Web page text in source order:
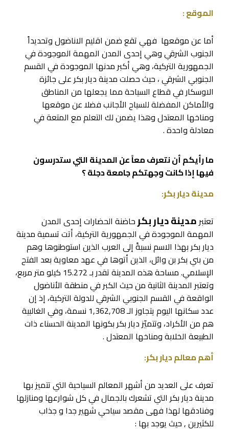
الموقع :
أما عن موقعها فهي تقع ضمن اقليم الاناضول وتحديداً
الجنوب الشرقي وهي إحدى المدن المهمة الموجودة في
الجمهورية التركية، وهي أكبر مدنها الموجودة في القسم
الجنوبي الشرقي ، حيث حصلت مدينة ديار بكر على جائزة
الاوسكار في قطاع السياحة مما يجعلها من المناطق
والأماكن المفضلة للسياح الأجانب فضلا عن موقعها
ومناخها المعتدل وهذا يضمن لك التعلم مع المتعة في
معادلة واحدة .
ما رأيكم أن نتعرف معاً عن المدينة التي ستدرسون
فيها إذا كانت وجهتكم جامعة دجلة ؟
مدينة ديار بكر:
تعتبرمدينة ديار بكرحاضنة الحضارات إحدى المدن
المهمة الموجودة في الجمهورية التركية، أتت تسمية مدينة
ديار بكر بهذا الاسم نسبةً إلى العرب الذين استوطنوها وهم
من بني بكر بن وائل، الذين أتوها في عهد معاوية بعد الفتح
الإسلامي. مساحة هذه المدينة تقدر بـ 15.272 كيلو متر مربع،
وتعتبر المدينة الثانية من حيث الكبر في منطقة الأناضول
الواقعة في القسم الجنوبي الشرقي للدولة التركية، إذ إن
عدد سكانها اليوم يتجاوز الـ 1,362,708 نسمة، وفي الغالبية
هم من الأكراد، وتتميّز ديار بكر بكونها المدينة الحسناء ذات
الطبيعة الخلابة ومناخها المعتدل .
أهم معالم ديار بكر:
تعرف على العديد من أشهر المعالم السياحية التي تتميز بها
مدينة ديار بكر التي تشعرك بالجمال في كل شوارعها ومنازلها
وفنادقها لهذا فهى مقصد سياحي شهير جدا و جذاب
للكثيرين , حيث يوجد بها :